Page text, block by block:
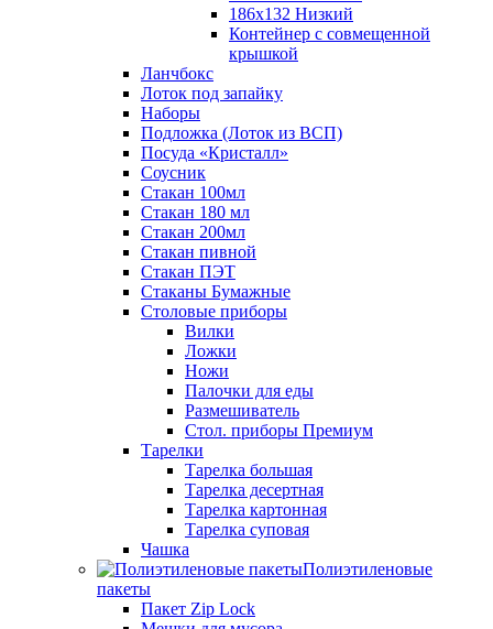
186х132 Низкий
Контейнер с совмещенной
крышкой
Ланчбокс
Лоток под запайку
Наборы
Подложка (Лоток из ВСП)
Посуда «Кристалл»
Соусник
Стакан 100мл
Стакан 180 мл
Стакан 200мл
Стакан пивной
Стакан ПЭТ
Стаканы Бумажные
Столовые приборы
Вилки
Ложки
Ножи
Палочки для еды
Размешиватель
Стол. приборы Премиум
Тарелки
Тарелка большая
Тарелка десертная
Тарелка картонная
Тарелка суповая
Чашка
Полиэтиленовые
пакеты
Пакет Zip Lock